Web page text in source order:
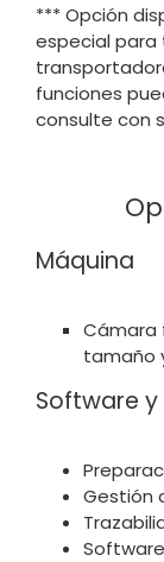
*** Opción
especial para
funciones
consulte con
Máquina
Cámara
tamaño
Software
Gestión
Software